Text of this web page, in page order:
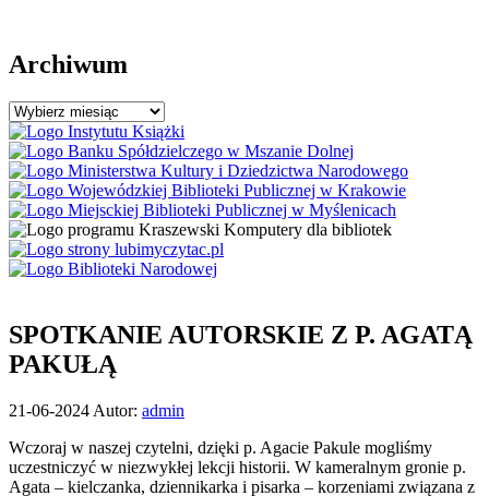
Archiwum
Archiwum
SPOTKANIE AUTORSKIE Z P. AGATĄ
PAKUŁĄ
Opublikowano
dniu
21-06-2024 Autor: admin
Wczoraj w naszej czytelni, dzięki p. Agacie Pakule mogliśmy
uczestniczyć w niezwykłej lekcji historii. W kameralnym gronie p.
Agata – kielczanka, dziennikarka i pisarka – korzeniami związana z